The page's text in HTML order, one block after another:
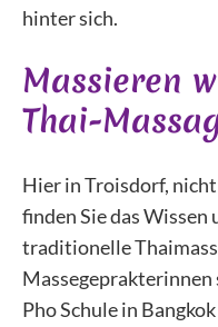
hinter sich.
Massieren
Thai-
Hier in Troisdorf,
finden Sie das Wissen
traditionelle
Pho Schule in